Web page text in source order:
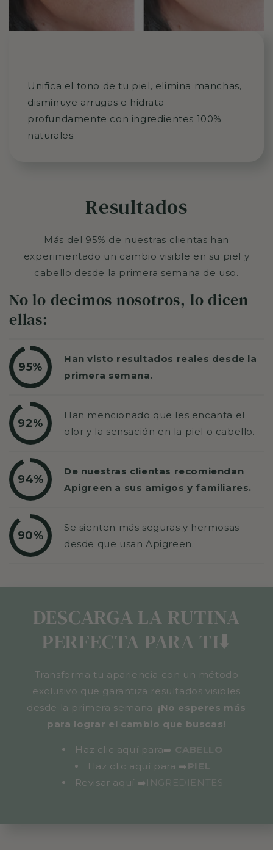
Unifica el tono de tu piel, elimina manchas,
disminuye arrugas e hidrata
profundamente con ingredientes 100%
naturales.
Resultados
Más del 95% de nuestras clientas han
experimentado un cambio visible en su piel y
cabello desde la primera semana de uso.
No lo decimos nosotros, lo dicen
ellas:
95%
Han visto resultados reales desde la
primera semana.
92%
Han mencionado que les encanta el
olor y la sensación en la piel o cabello.
94%
De nuestras clientas recomiendan
Apigreen a sus amigos y familiares.
90%
Se sienten más seguras y hermosas
desde que usan Apigreen.
DESCARGA LA RUTINA
PERFECTA PARA TI⬇️
Transforma tu apariencia con un método
exclusivo que garantiza resultados visibles
desde la primera semana. ¡No esperes más
para lograr el cambio que buscas!
Haz clic aquí para➡️ CABELLO
Haz clic aquí para ➡️PIEL
Revisar aquí ➡️INGREDIENTES